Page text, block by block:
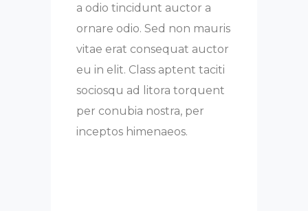
a odio tincidunt auctor a
ornare odio. Sed non mauris
vitae erat consequat auctor
eu in elit. Class aptent taciti
sociosqu ad litora torquent
per conubia nostra, per
inceptos himenaeos.